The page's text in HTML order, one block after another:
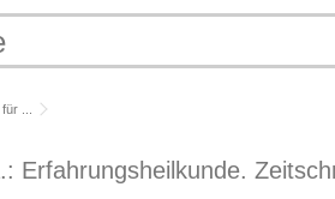
...
Erfahrungsheilkunde.